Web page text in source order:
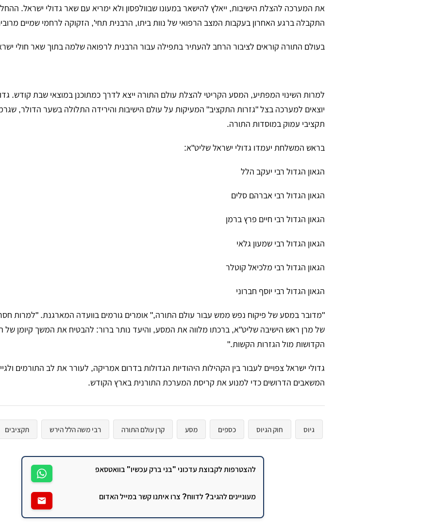
את המערכה להצלת הישיבות, ייאלץ להישאר במעונו שבוולפסון ולא ימריא עם שאר גדולי ישראל.
התקבלה ברגע האחרון בעקבות המצב הרפואי של נוות ביתו, הרבנית תחי', הזקוקה לרחמי שמיים
​בעולם התורה קוראים לציבור הרחב להעתיר בתפילה עבור הרבנית לרפואה שלמה בתוך שאר חולי
​למרות השינוי המפתיע, המסע הקריטי להצלת עולם התורה ייצא לדרך כמתוכנן במוצאי שבת קודש.
יוצאים למערכה בצל "גזרות התקציב" המעיקות על עולם הישיבות והירידה התלולה בשער הדולר,
תקציבי עמוק במוסדות התורה.
​בראש המשלחת יעמדו גדולי ישראל שליט"א:
​הגאון הגדול רבי יעקב הלל
​הגאון הגדול רבי אברהם סלים
​הגאון הגדול רבי חיים פרץ ברמן
​הגאון הגדול רבי שמעון גלאי
​הגאון הגדול רבי מלכיאל קוטלר
​הגאון הגדול רבי יוסף חברוני
​"מדובר במסע של פיקוח נפש ממש עבור עולם התורה," אומרים גורמים בוועדה המארגנת. "למרות
של מרן ראש הישיבה שליט"א, ברכתו מלווה את המסע, והיעד נותר ברור: להבטיח את המשך קיומן של
הקדושות מול הגזרות הקשות."
​גדולי ישראל צפויים לעבור בין הקהילות היהודיות הגדולות בדרום אמריקה, לעורר את לב התורמים
המשאבים הדרושים כדי למנוע את קריסת המערכת התורנית בארץ הקודש.
גיוס חוק הגיוס כספים מסע קרן עולם התורה רבי משה הלל הירש תקציבים
להצטרפות לקבוצת עדכוני "בני ברק עכשיו" בוואטסאפ
מעוניינים להגיב? לדווח? צרו איתנו קשר במייל האדום